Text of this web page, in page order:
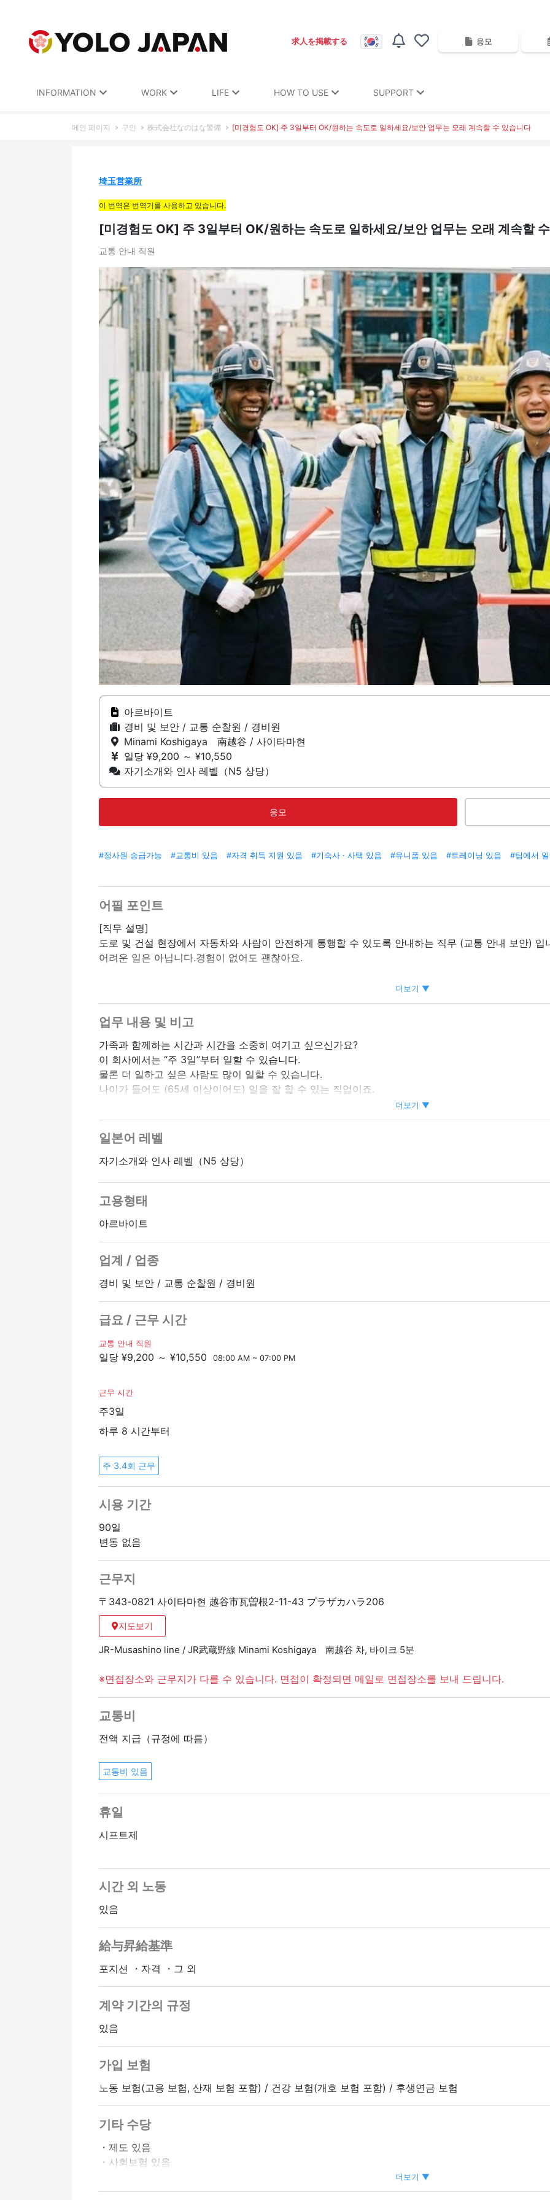
求人を掲載する 응모
INFORMATION WORK LIFE HOW TO USE SUPPORT
메인 페이지 구인 株式会社なのはな警備 [미경험도 OK] 주 3일부터 OK/원하는 속도로 일하세요/보안 업무는 오래 계속할 수 있습니다
埼玉営業所
이 번역은 번역기를 사용하고 있습니다.
[미경험도 OK] 주 3일부터 OK/원하는 속도로 일하세요/보안 업무는 오래 계속할
교통 안내 직원
아르바이트
경비 및 보안 / 교통 순찰원 / 경비원
Minami Koshigaya 南越谷 / 사이타마현
일당 ¥9,200 ～ ¥10,550
자기소개와 인사 레벨（N5 상당）
응모
#정사원 승급가능 #교통비 있음 #자격 취득 지원 있음 #기숙사 · 사택 있음 #유니폼 있음 #트레이닝 있음 #팀에서
어필 포인트
[직무 설명]
도로 및 건설 현장에서 자동차와 사람이 안전하게 통행할 수 있도록 안내하는 직무 (교통 안내 보안) 입
어려운 일은 아닙니다.경험이 없어도 괜찮아요.
・영주권자
・정착민
・배우자
*이 비자를 소지한 사람만 신청할 수 있습니다.
[안전 및 실습 (교육) 에 대하여]
회사는 고객의 “안전”을 가장 중요하게 생각합니다.
출근 전에 꼼꼼하게 연습 (트레이닝) 할 시간이 충분해요.
경험이 없는 사람도 안심하고 일을 시작할 수 있습니다.
[시간과 휴식]
· 주 3일부터 일할 수 있습니다.(더 일할 수 있습니다)
[급여 (돈)]
・일에 익숙해지면 야간에도 일할 수 있습니다.
*65세 이상은 하루 9,200엔부터
※월급은 경력과 능력에 따라 인상됩니다.
・정규직이 될 수 있는 기회가 있습니다.
・멀리 사는 사람도 온라인으로 면접을 볼 수 있습니다.상담해 주세요.
・기숙사가 필요한 경우 문의하시기 바랍니다.
더보기 ▼
업무 내용 및 비고
가족과 함께하는 시간과 시간을 소중히 여기고 싶으신가요?
이 회사에서는 “주 3일”부터 일할 수 있습니다.
물론 더 일하고 싶은 사람도 많이 일할 수 있습니다.
나이가 들어도 (65세 이상이어도) 일을 잘 할 수 있는 직업이죠.
[특별 자금 (수당)]
급여 외에도 플러스머니가 많이 있습니다.
・자격 수당
・일을 많이 하는 사람들을 위한 수당 (계속 근로 수당)
・긴급 근무 수당 (당일 수당)
더보기 ▼
일본어 레벨
자기소개와 인사 레벨（N5 상당）
고용형태
아르바이트
업계 / 업종
경비 및 보안 / 교통 순찰원 / 경비원
급요 / 근무 시간
교통 안내 직원
일당 ¥9,200 ～ ¥10,550 08:00 AM ~ 07:00 PM
근무 시간
주3일
하루 8 시간부터
주 3.4회 근무
시용 기간
90일
변동 없음
근무지
〒343-0821 사이타마현 越谷市瓦曽根2-11-43 プラザカハラ206
지도보기
JR-Musashino line / JR武蔵野線 Minami Koshigaya 南越谷 차, 바이크 5분
※면접장소와 근무지가 다를 수 있습니다. 면접이 확정되면 메일로 면접장소를 보내 드립니다.
교통비
전액 지급（규정에 따름）
교통비 있음
휴일
시프트제
시간 외 노동
있음
給与昇給基準
포지션 ・자격 ・그 외
계약 기간의 규정
있음
가입 보험
노동 보험(고용 보험, 산재 보험 포함) / 건강 보험(개호 보험 포함) / 후생연금 보험
기타 수당
・제도 있음
・사회보험 있음
・바이크 통근 OK
더보기 ▼